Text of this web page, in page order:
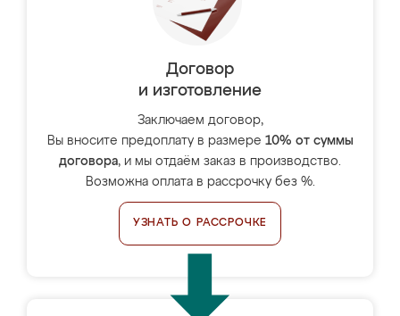
Договор
и изготовление
Заключаем договор,
Вы вносите предоплату в размере 10% от суммы
договора, и мы отдаём заказ в производство.
Возможна оплата в рассрочку без %.
УЗНАТЬ О РАССРОЧКЕ